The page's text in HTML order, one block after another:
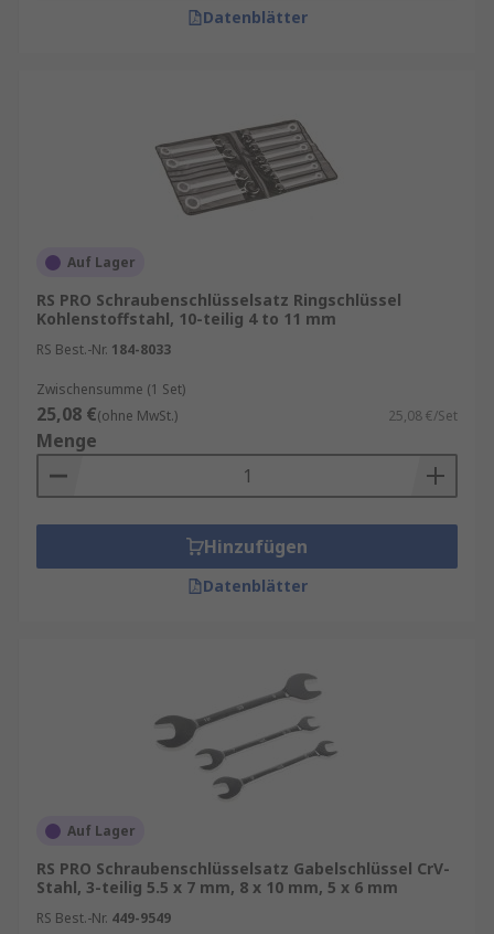
Datenblätter
Auf Lager
RS PRO Schraubenschlüsselsatz Ringschlüssel
Kohlenstoffstahl, 10-teilig 4 to 11 mm
RS Best.-Nr. 184-8033
Zwischensumme (1 Set)
25,08 €(ohne MwSt.) 25,08 €/Set
Menge
Hinzufügen
Datenblätter
Auf Lager
RS PRO Schraubenschlüsselsatz Gabelschlüssel CrV-
Stahl, 3-teilig 5.5 x 7 mm, 8 x 10 mm, 5 x 6 mm
RS Best.-Nr. 449-9549